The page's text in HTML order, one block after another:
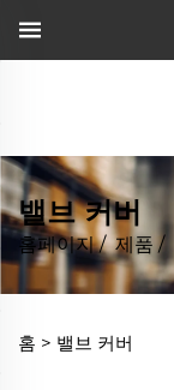
밸브 커버
홈페이지/제품 /
홈 > 밸브 커버